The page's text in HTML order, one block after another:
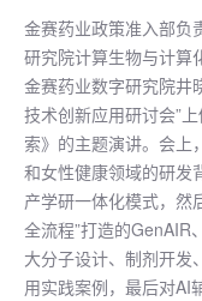
金赛药业政策准入部负
研究院计算生物与计算
金赛药业数字研究院
技术创新应用研讨会”
索》的主题演讲。会上
和女性健康领域的研发
产学研一体化模式，然
全流程”打造的GenAIR
大分子设计、制剂开发
用实践案例，最后对AI